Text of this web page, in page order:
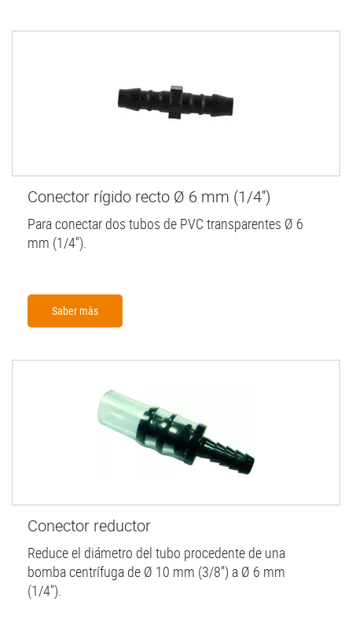
Conector rígido recto Ø 6 mm (1/4'')
Para conectar dos tubos de PVC transparentes Ø 6
mm (1/4'').
Saber màs
Conector reductor
Reduce el diámetro del tubo procedente de una
bomba centrífuga de Ø 10 mm (3/8'') a Ø 6 mm
(1/4'').